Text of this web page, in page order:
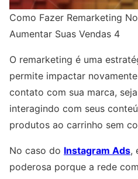
Como Fazer Remarketing
Aumentar Suas Vendas 4
O remarketing é uma
permite impactar
contato com sua marca,
interagindo com seus
produtos ao carrinho sem
No caso do Instagram Ads,
poderosa porque a rede